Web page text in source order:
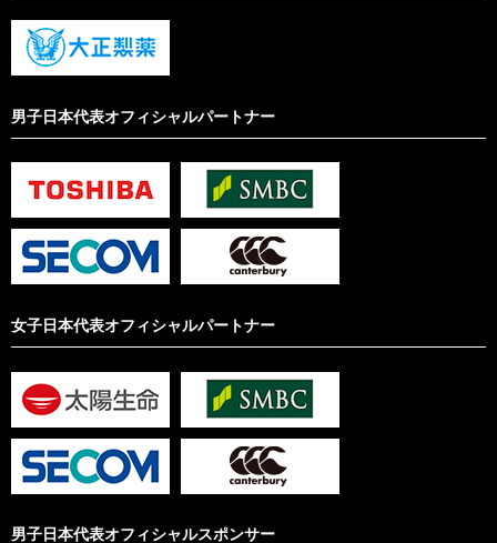
男子日本代表オフィシャルパートナー
女子日本代表オフィシャルパートナー
男子日本代表オフィシャルスポンサー